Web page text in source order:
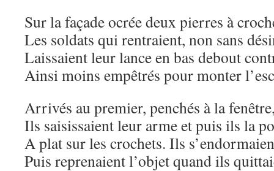
Sur la façade ocrée deux pierres à
Les soldats qui rentraient, non sans
Laissaient leur lance en bas debout
Ainsi moins empêtrés pour monter
Arrivés au premier, penchés à la
Ils saisissaient leur arme et puis ils la
A plat sur les crochets. Ils
Puis reprenaient l’objet quand ils